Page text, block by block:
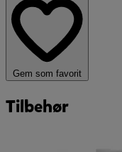
Gem som favorit
Tilbehør